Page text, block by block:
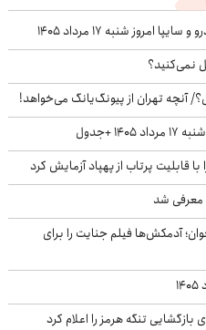
شنبه ۱۷ مرداد ۱۴۰۵
نمی‌کنید؟
آنچه تهران از پیونگ‌یانگ می‌خواهد!
+جدول
پرتاب از پهپاد آزمایش کرد
معرفی شد
آدمکش‌ها فیلم جنایت را برای
تنگه هرمز را اعلام کرد